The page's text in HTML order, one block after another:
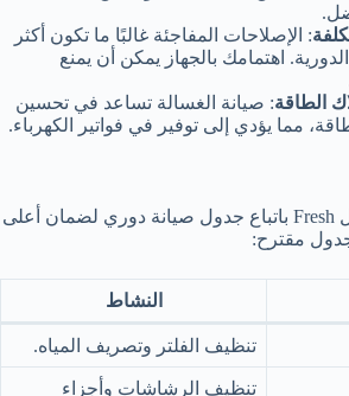
: الإصلاحات المفاجئة غالبًا ما تكون أكثر
اهتمامك بالجهاز يمكن أن يمنع
الطاقة: صيانة الغسالة تساعد في تحسين
مما يؤدي إلى توفير في فواتير الكهرباء.
توصي مراكز الصيانة مثل Fresh باتباع جدول صيانة دوري لضمان أعلى
مقترح:
النشاط
تنظيف الفلتر وتصريف المياه.
تنظيف الرشاشات وأجزاء